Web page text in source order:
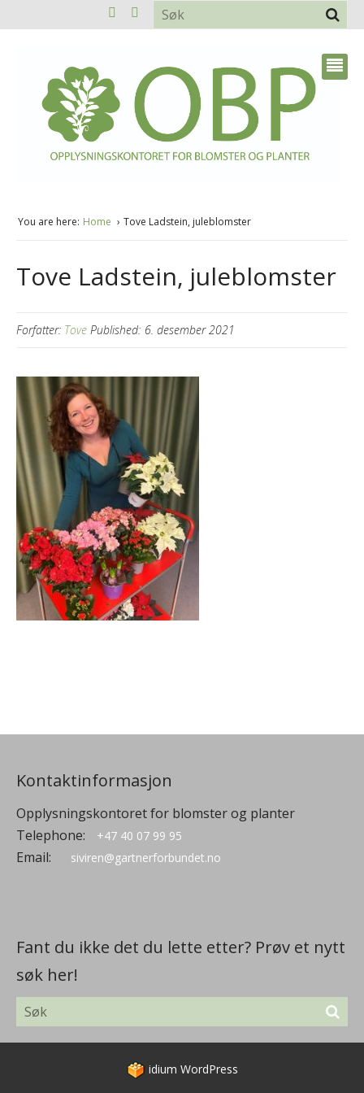
You are here: Home Tove Ladstein, juleblomster
Tove Ladstein, juleblomster
Forfatter: Tove Published: 6. desember 2021
Kontaktinformasjon
Opplysningskontoret for blomster og planter
Telephone:
+47 40 07 99 95
Email: siviren@gartnerforbundet.no
Fant du ikke det du lette etter? Prøv et nytt
søk her!
idium WordPress